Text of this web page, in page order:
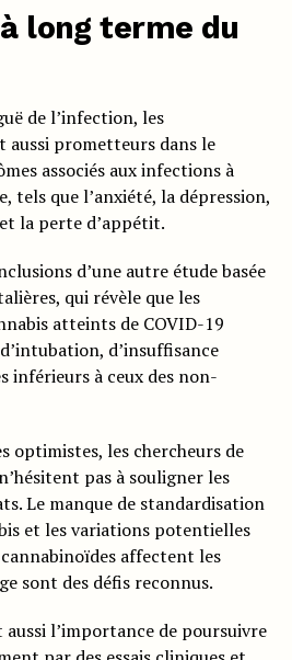
long terme du
de l’infection, les
aussi prometteurs dans le
associés aux infections à
tels que l’anxiété, la dépression,
la perte d’appétit.
d’une autre étude basée
qui révèle que les
atteints de COVID-19
d’insuffisance
inférieurs à ceux des non-
optimistes, les chercheurs de
pas à souligner les
Le manque de standardisation
et les variations potentielles
affectent les
sont des défis reconnus.
l’importance de poursuivre